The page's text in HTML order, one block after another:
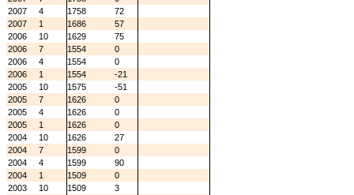
2007
4 1758
72
2007
1 1686
57
2006
10 1629
75
2006
7 1554
0
2006
4 1554
0
2006
1 1554
-21
2005
10 1575
-51
2005
7 1626
0
2005
4 1626
0
2005
1 1626
0
2004
10 1626
27
2004
7 1599
0
2004
4 1599
90
2004
1 1509
0
2003
10 1509
3